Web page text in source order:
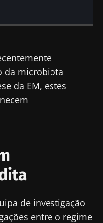
da microbiota
da EM, estes
de investigação
entre o regime